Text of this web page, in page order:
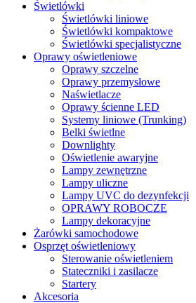
Świetlówki
Świetlówki liniowe
Świetlówki kompaktowe
Świetlówki specjalistyczne
Oprawy oświetleniowe
Oprawy szczelne
Oprawy przemysłowe
Naświetlacze
Oprawy ścienne LED
Systemy liniowe (Trunking)
Belki świetlne
Downlighty
Oświetlenie awaryjne
Lampy zewnętrzne
Lampy uliczne
Lampy UVC do dezynfekcji
OPRAWY ROBOCZE
Lampy dekoracyjne
Żarówki samochodowe
Osprzęt oświetleniowy
Sterowanie oświetleniem
Stateczniki i zasilacze
Startery
Akcesoria